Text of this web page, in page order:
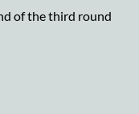
of the third round